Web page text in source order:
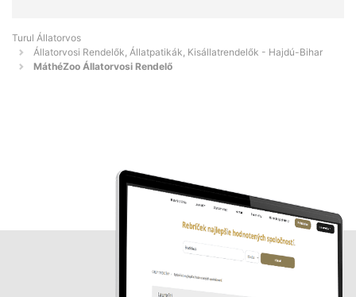
Turul Állatorvos
Állatorvosi Rendelők, Állatpatikák, Kisállatrendelők - Hajdú-Bihar
MáthéZoo Állatorvosi Rendelő